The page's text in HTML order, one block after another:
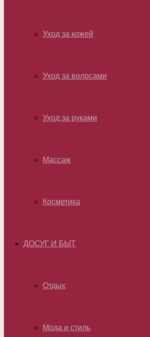
Уход за кожей
Уход за волосами
Уход за руками
Массаж
Косметика
ДОСУГ И БЫТ
Отдых
Мода и стиль